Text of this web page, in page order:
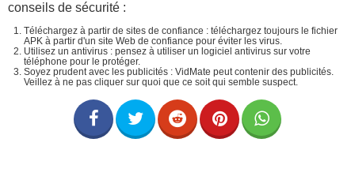
conseils de sécurité :
Téléchargez à partir de sites de confiance : téléchargez toujours le fichier
APK à partir d'un site Web de confiance pour éviter les virus.
Utilisez un antivirus : pensez à utiliser un logiciel antivirus sur votre
téléphone pour le protéger.
Soyez prudent avec les publicités : VidMate peut contenir des publicités.
Veillez à ne pas cliquer sur quoi que ce soit qui semble suspect.